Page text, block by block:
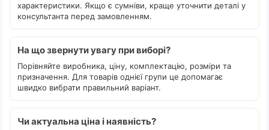
характеристики. Якщо є сумніви, краще уточнити деталі у
консультанта перед замовленням.
На що звернути увагу при виборі?
Порівняйте виробника, ціну, комплектацію, розміри та
призначення. Для товарів однієї групи це допомагає
швидко вибрати правильний варіант.
Чи актуальна ціна і наявність?